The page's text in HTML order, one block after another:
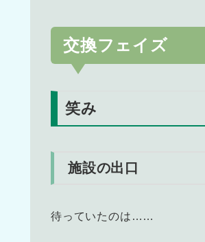
交換フェイズ
笑み
施設の出口
待っていたのは……